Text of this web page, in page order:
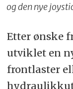
og den nye
Etter ønske
utviklet en
frontlaster